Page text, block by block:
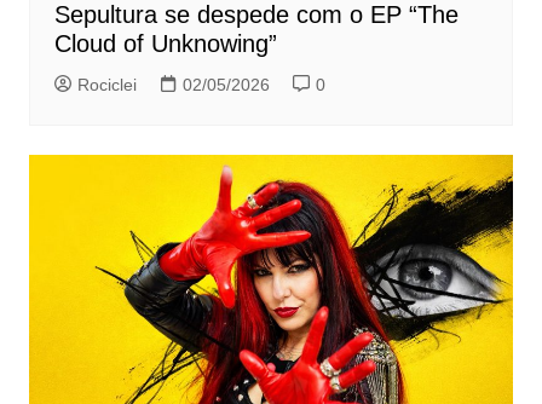
Sepultura se despede com o EP “The
Cloud of Unknowing”
Rociclei 02/05/2026 0